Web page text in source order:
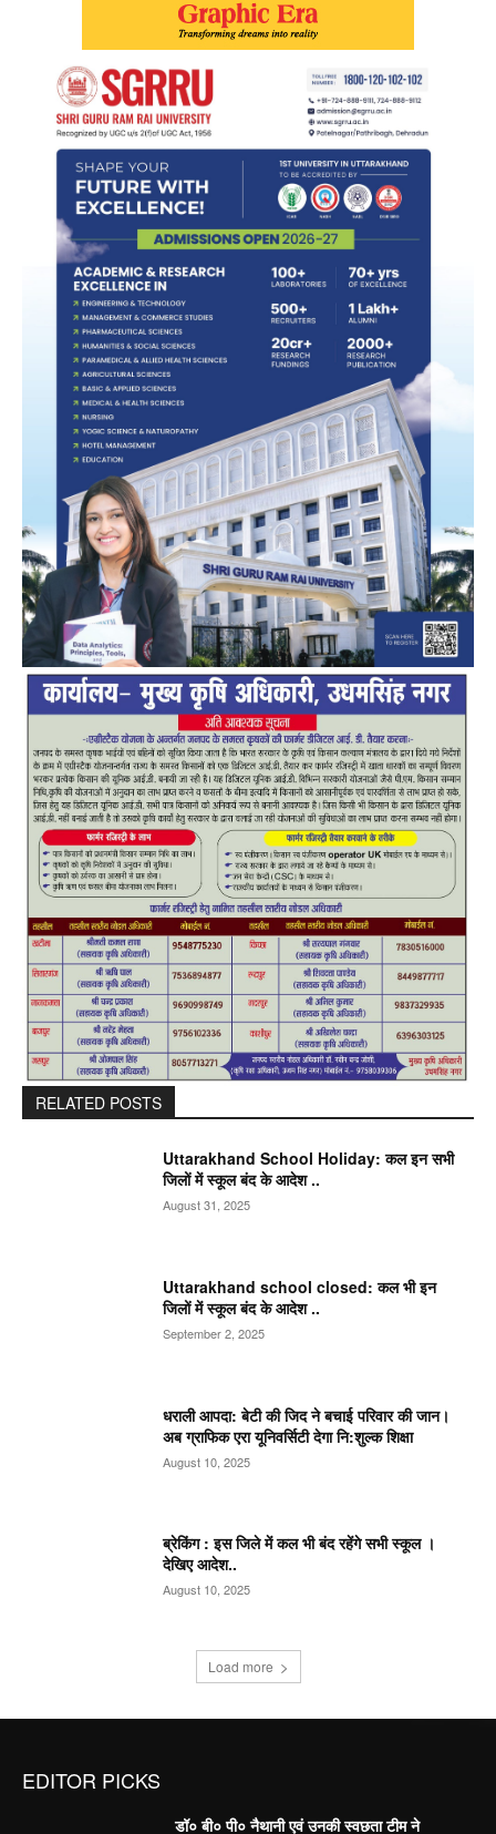
RELATED POSTS
Uttarakhand School Holiday: कल इन सभी
जिलों में स्कूल बंद के आदेश ..
August 31, 2025
Uttarakhand school closed: कल भी इन
जिलों में स्कूल बंद के आदेश ..
September 2, 2025
धराली आपदा: बेटी की जिद ने बचाई परिवार की जान।
अब ग्राफिक एरा यूनिवर्सिटी देगा नि:शुल्क शिक्षा
August 10, 2025
ब्रेकिंग : इस जिले में कल भी बंद रहेंगे सभी स्कूल ।
देखिए आदेश..
August 10, 2025
Load more
EDITOR PICKS
डॉ० बी० पी० नैथानी एवं उनकी स्वछता टीम ने